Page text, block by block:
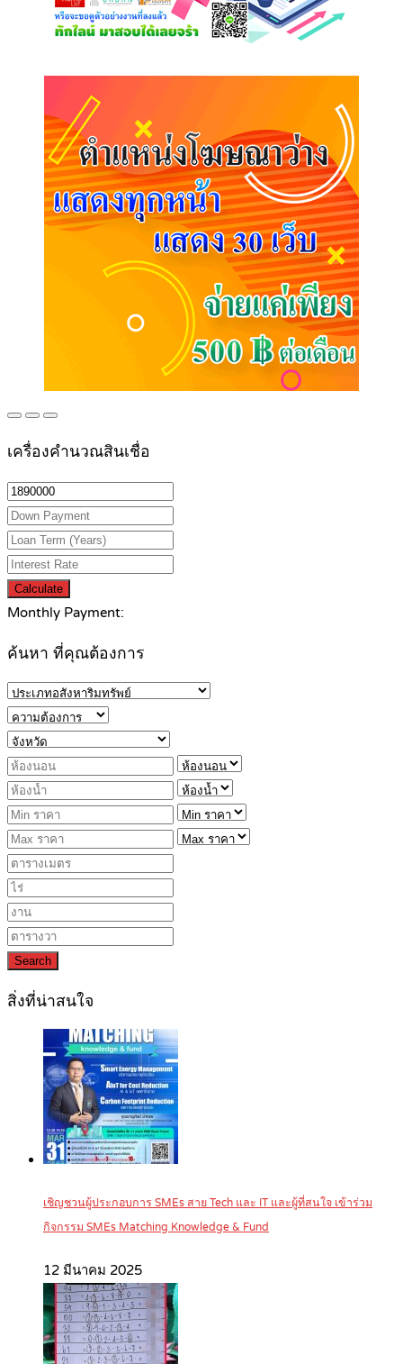
เครื่องคำนวณสินเชื่อ
Calculate
Monthly Payment:
ค้นหา ที่คุณต้องการ
Search
สิ่งที่น่าสนใจ
เชิญชวนผู้ประกอบการ SMEs สาย Tech และ IT และผู้ที่สนใจ เข้าร่วม
กิจกรรม SMEs Matching Knowledge & Fund
12 มีนาคม 2025